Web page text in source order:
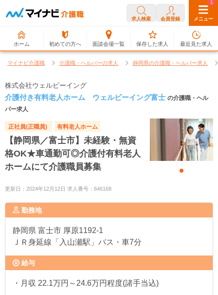
求人検索 会員登録 メニュー
ホーム 初めての方へ 面談会場一覧
0
保存した求人
1
最近見た求人
マイナビ介護職 介護職・ヘルパーの求人 静岡県の介護職・ヘルパー求人
株式会社ウェルビーイング
介護付き有料老人ホーム ウェルビーイング富士 の介護職・ヘル
パー求人
正社員(正職員) 有料老人ホーム
【静岡県／富士市】未経験・無資
格OK★車通勤可◎介護付有料老人
ホームにて介護職員募集
更新日：2024年12月12日 求人番号：646168
勤務地
静岡県 富士市 厚原1192-1
ＪＲ身延線「入山瀬駅」バス・車7分
給与
・月収 22.1万円～24.6万円程度(諸手当込)